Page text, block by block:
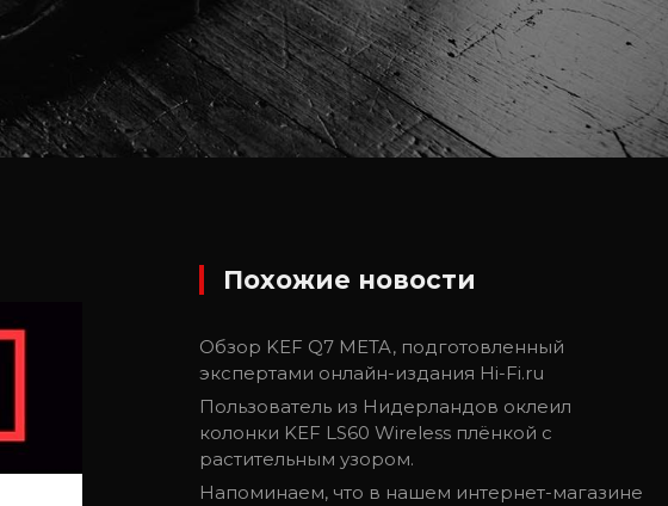
Похожие новости
Обзор KEF Q7 META, подготовленный
экспертами онлайн-издания Hi-Fi.ru
Пользователь из Нидерландов оклеил
колонки KEF LS60 Wireless плёнкой с
растительным узором.
Напоминаем, что в нашем интернет-магазине